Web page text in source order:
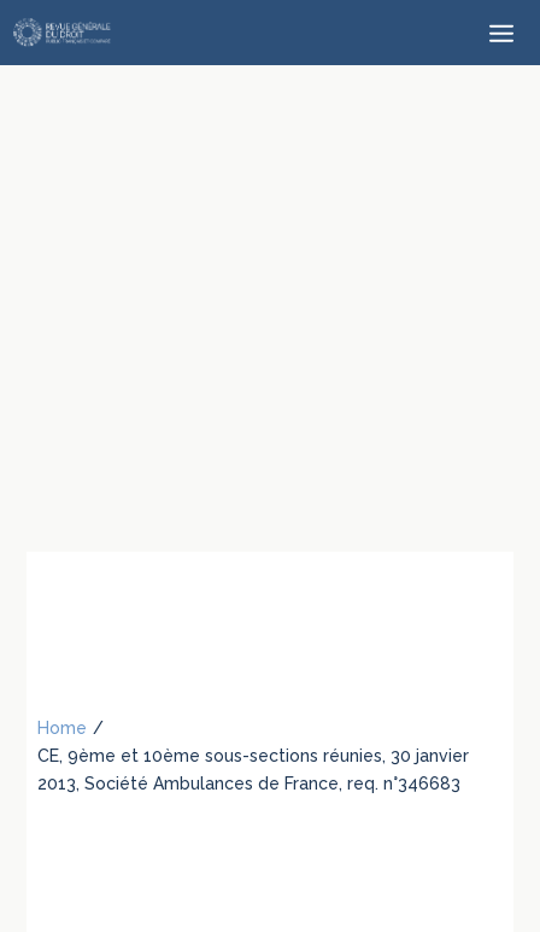
Home /
CE, 9ème et 10ème sous-sections réunies, 30 janvier
2013, Société Ambulances de France, req. n°346683